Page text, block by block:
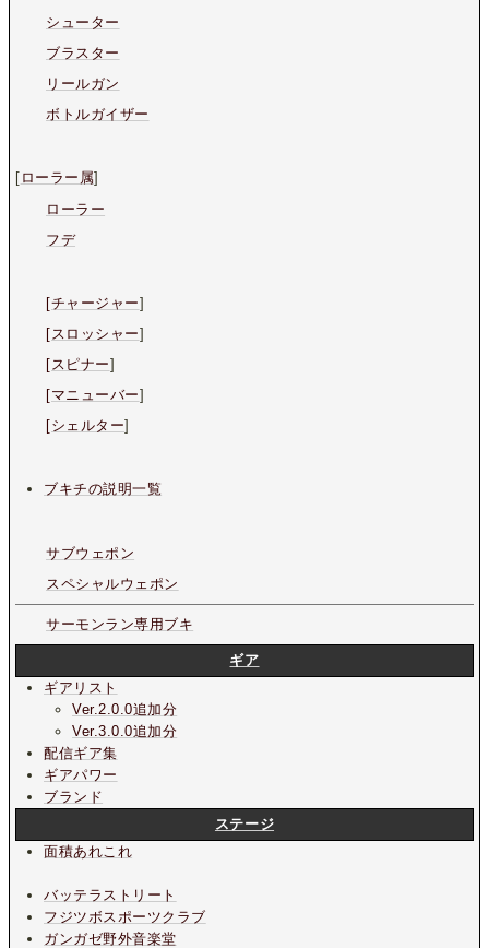
シューター
ブラスター
リールガン
ボトルガイザー
[ ローラー属]
ローラー
フデ
[チャージャー]
[スロッシャー]
[スピナー]
[マニューバー]
[シェルター]
ブキチの説明一覧
サブウェポン
スペシャルウェポン
サーモンラン専用ブキ
ギア
ギアリスト
Ver.2.0.0追加分
Ver.3.0.0追加分
配信ギア集
ギアパワー
ブランド
ステージ
面積あれこれ
バッテラストリート
フジツボスポーツクラブ
ガンガゼ野外音楽堂